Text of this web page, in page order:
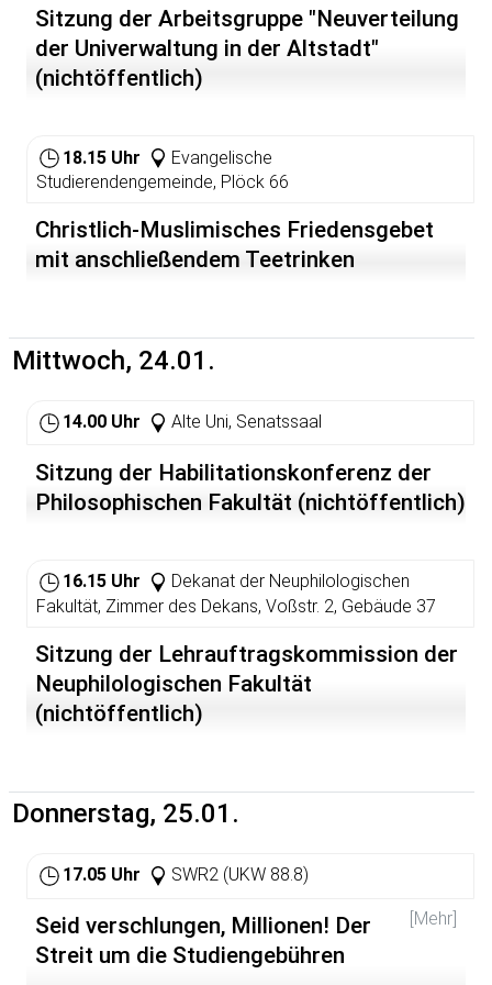
Sitzung der Arbeitsgruppe "Neuverteilung
der Univerwaltung in der Altstadt"
(nichtöffentlich)
18.15 Uhr
Evangelische
Studierendengemeinde, Plöck 66
Christlich-Muslimisches Friedensgebet
mit anschließendem Teetrinken
Mittwoch, 24.01.
14.00 Uhr Alte Uni, Senatssaal
Sitzung der Habilitationskonferenz der
Philosophischen Fakultät (nichtöffentlich)
16.15 Uhr
Dekanat der Neuphilologischen
Fakultät, Zimmer des Dekans, Voßstr. 2, Gebäude 37
Sitzung der Lehrauftragskommission der
Neuphilologischen Fakultät
(nichtöffentlich)
Donnerstag, 25.01.
17.05 Uhr SWR2 (UKW 88.8)
[Mehr]
Seid verschlungen, Millionen! Der
Streit um die Studiengebühren